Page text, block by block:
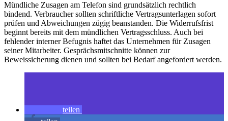
Mündliche Zusagen am Telefon sind grundsätzlich rechtlich
bindend. Verbraucher sollten schriftliche Vertragsunterlagen sofort
prüfen und Abweichungen zügig beanstanden. Die Widerrufsfrist
beginnt bereits mit dem mündlichen Vertragsschluss. Auch bei
fehlender interner Befugnis haftet das Unternehmen für Zusagen
seiner Mitarbeiter. Gesprächsmitschnitte können zur
Beweissicherung dienen und sollten bei Bedarf angefordert werden.
teilen